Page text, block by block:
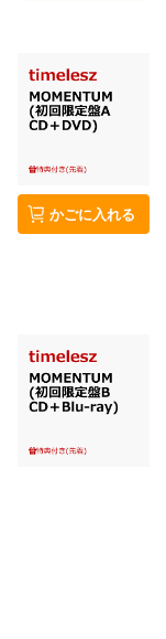
かごに入れる